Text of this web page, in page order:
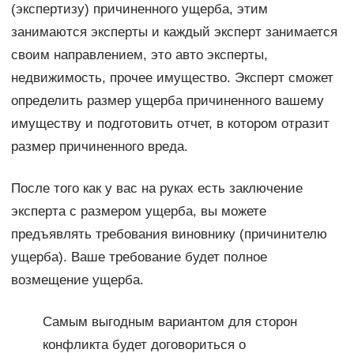
(экспертизу) причиненного ущерба, этим
занимаются эксперты и каждый эксперт занимается
своим направлением, это авто эксперты,
недвижимость, прочее имущество. Эксперт сможет
определить размер ущерба причиненного вашему
имуществу и подготовить отчет, в котором отразит
размер причиненного вреда.
После того как у вас на руках есть заключение
эксперта с размером ущерба, вы можете
предъявлять требования виновнику (причинителю
ущерба). Ваше требование будет полное
возмещение ущерба.
Самым выгодным вариантом для сторон
конфликта будет договориться о